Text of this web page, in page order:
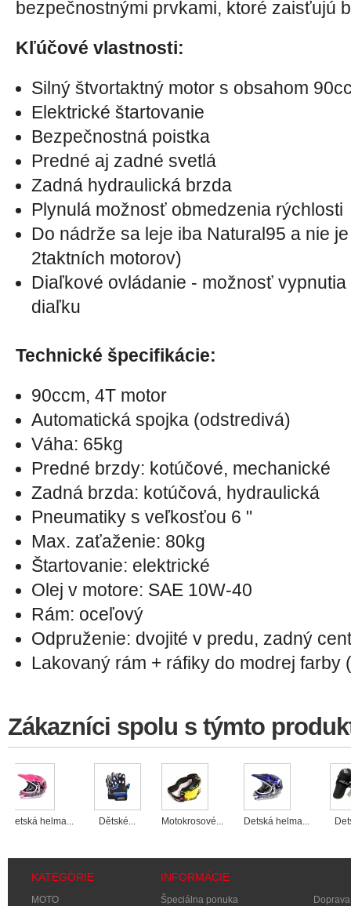
bezpečnostnými prvkami, ktoré zaisťujú
Kľúčové vlastnosti:
Silný štvortaktný motor s obsahom
Elektrické štartovanie
Bezpečnostná poistka
Predné aj zadné svetlá
Zadná hydraulická brzda
Plynulá možnosť obmedzenia rýchlosti
Do nádrže sa leje iba Natural95 a nie
2taktních motorov)
Diaľkové ovládanie - možnosť
diaľku
Technické špecifikácie:
90ccm, 4T motor
Automatická spojka (odstredivá)
Váha: 65kg
Predné brzdy: kotúčové, mechanické
Zadná brzda: kotúčová, hydraulická
Pneumatiky s veľkosťou 6 "
Max. zaťaženie: 80kg
Štartovanie: elektrické
Olej v motore: SAE 10W-40
Rám: oceľový
Odpruženie: dvojité v predu, zadný
Lakovaný rám + ráfiky do modrej farby
Zákazníci spolu s týmto
Detská helma... Dětské... Motokrosové... Detská helma...
KATEGÓRIE
MOTO
INFORMÁCIE
Špeciálna ponuka